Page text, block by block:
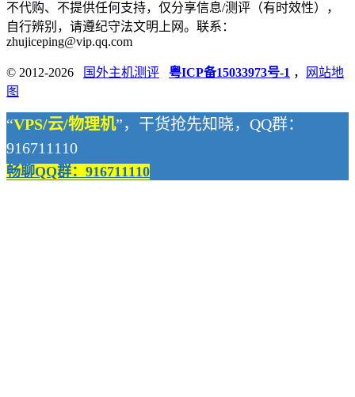
不代购、不提供任何支持，仅分享信息/测评（有时效性），
自行辨别，请遵纪守法文明上网。联系：
zhujiceping@vip.qq.com
© 2012-2026 国外主机测评 粤ICP备15033973号-1 ，
网站地
图
“VPS/云/物理机”，干货抢先知晓，QQ群：
916711110
畅聊QQ群：916711110